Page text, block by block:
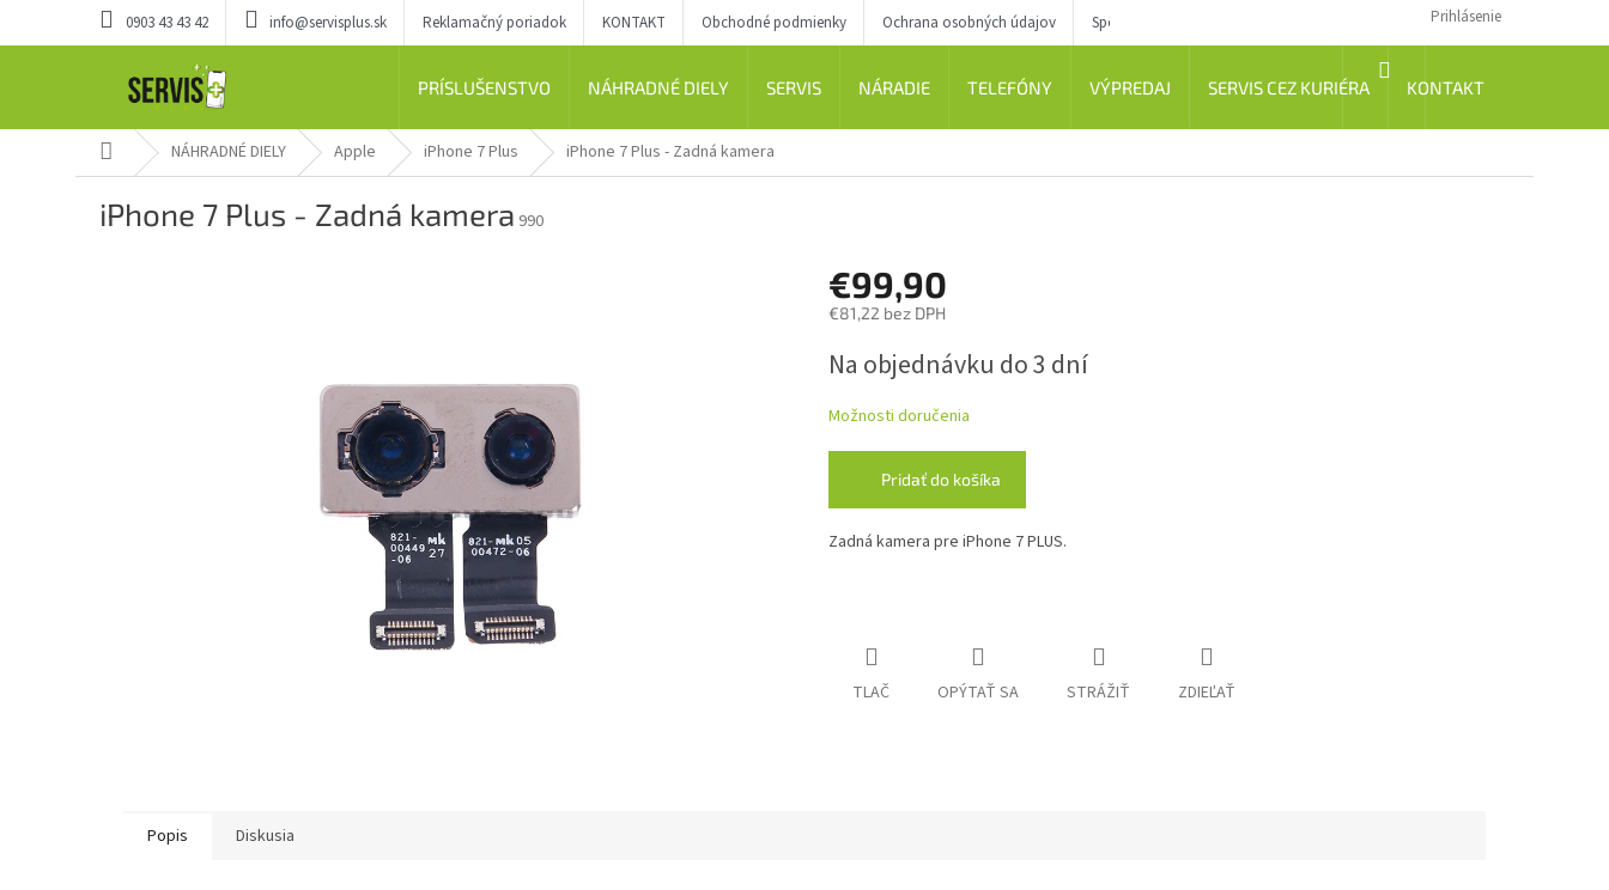
0903 43 43 42 info@servisplus.sk Reklamačný poriadok KONTAKT Obchodné podmienky Ochrana osobných údajov Spôsob dopravy Prihlásenie
NÁKUPNÝ
PRÍSLUŠENSTVO NÁHRADNÉ DIELY SERVIS NÁRADIE TELEFÓNY VÝPREDAJ SERVIS CEZ KURIÉRA KONTAKT
DomovNÁHRADNÉ DIELY Apple iPhone 7 Plus iPhone 7 Plus - Zadná kamera
iPhone 7 Plus - Zadná kamera 990
€99,90
€81,22 bez DPH
cena:
Na objednávku do 3 dní
Možnosti doručenia
Pridať do košíka
Zadná kamera pre iPhone 7 PLUS.
TLAČ OPÝTAŤ SA STRÁŽIŤ ZDIEĽAŤ
Popis Diskusia